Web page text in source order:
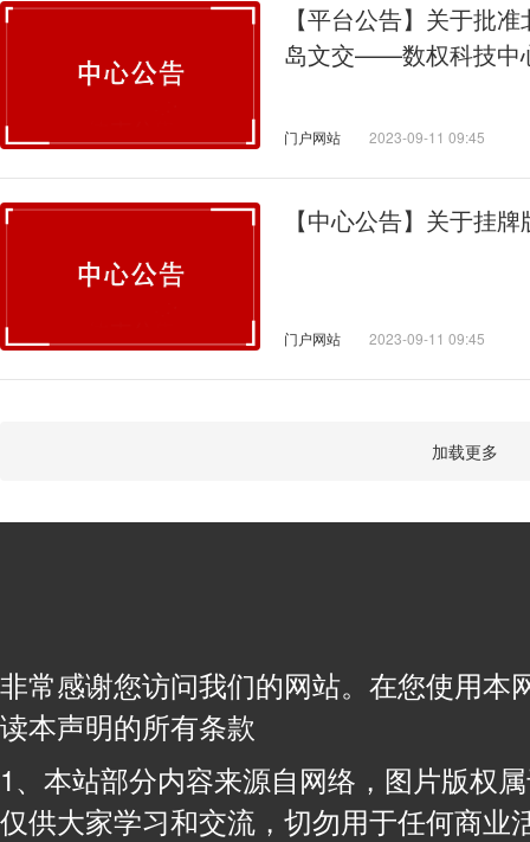
【平台公告】关于批
岛文交——数权科技中
门户网站 2023-09-11 09:45
【中心公告】关于挂
门户网站 2023-09-11 09:45
加载更多
非常感谢您访问我们的网站。在您使用本
读本声明的所有条款
1、本站部分内容来源自网络，图片版权
仅供大家学习和交流，切勿用于任何商业